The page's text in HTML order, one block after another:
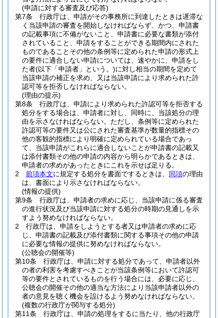
(申請に対する審査及び応答)
第7条
行政庁は、申請がその事務所に到達したときは遅滞な
く当該申請の審査を開始しなければならず、かつ、申請書
の記載事項に不備がないこと、申請書に必要な書類が添付
されていること、申請をすることができる期間内にされた
ものであることその他の条例等に定められた申請の形式上
の要件に適合しない申請については、速やかに、申請をし
た者(以下「申請者」という。)に対し相当の期間を定めて
当該申請の補正を求め、又は当該申請により求められた許
認可等を拒否しなければならない。
(理由の提示)
第8条
行政庁は、申請により求められた許認可等を拒否する
処分をする場合は、申請者に対し、同時に、当該処分の理
由を示さなければならない。 ただし、条例等に定められた
許認可等の要件又は公にされた審査基準が数量的指標その
他の客観的指標により明確に定められている場合であっ
て、当該申請がこれらに適合しないことが申請書の記載又
は添付書類その他の申請の内容から明らかであるときは、
申請者の求めがあったときにこれを示せば足りる。
2
前項本文に規定する処分を書面でするときは、 同項の理由
は、書面により示さなければならない。
(情報の提供)
第9条
行政庁は、申請者の求めに応じ、当該申請に係る審査
の進行状況及び当該申請に対する処分の時期の見通しを示
すよう努めなければならない。
2
行政庁は、申請をしようとする者又は申請者の求めに応
じ、申請書の記載及び添付書類に関する事項その他の申請
に必要な情報の提供に努めなければならない。
(公聴会の開催等)
第10条
行政庁は、申請に対する処分であって、申請者以外
の者の利害を考慮すべきことが当該条例等において許認可
等の要件とされているものを行う場合には、必要に応じ、
公聴会の開催その他の適当な方法により当該申請者以外の
者の意見を聴く機会を設けるよう努めなければならない。
(複数の行政庁が関与する処分)
第11条
行政庁は、申請の処理をするに当たり、他の行政庁